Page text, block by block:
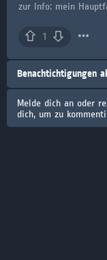
zur Info: mein
1
Benachtichtigungen
Melde dich an oder
dich, um zu